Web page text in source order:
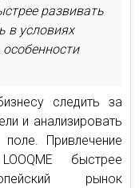
развивать
в условиях
следить за
и анализировать
Привлечение
быстрее
рынок